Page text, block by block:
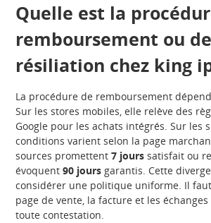
Quelle est la
remboursement ou de
résiliation chez king
La procédure de remboursement
Sur les stores mobiles, elle relève des
Google pour les achats intégrés. Sur les
conditions varient selon la page
sources promettent7 jours satisfait ou
évoquent90 jours garantis. Cette
considérer une politique uniforme. Il
page de vente, la facture et les
toute contestation.